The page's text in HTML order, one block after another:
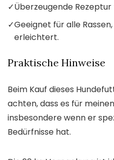
✓Überzeugende
✓Geeignet für alle
erleichtert.
Praktische Hinweise
Beim Kauf dieses
achten, dass es für
insbesondere wenn er
Bedürfnisse hat.